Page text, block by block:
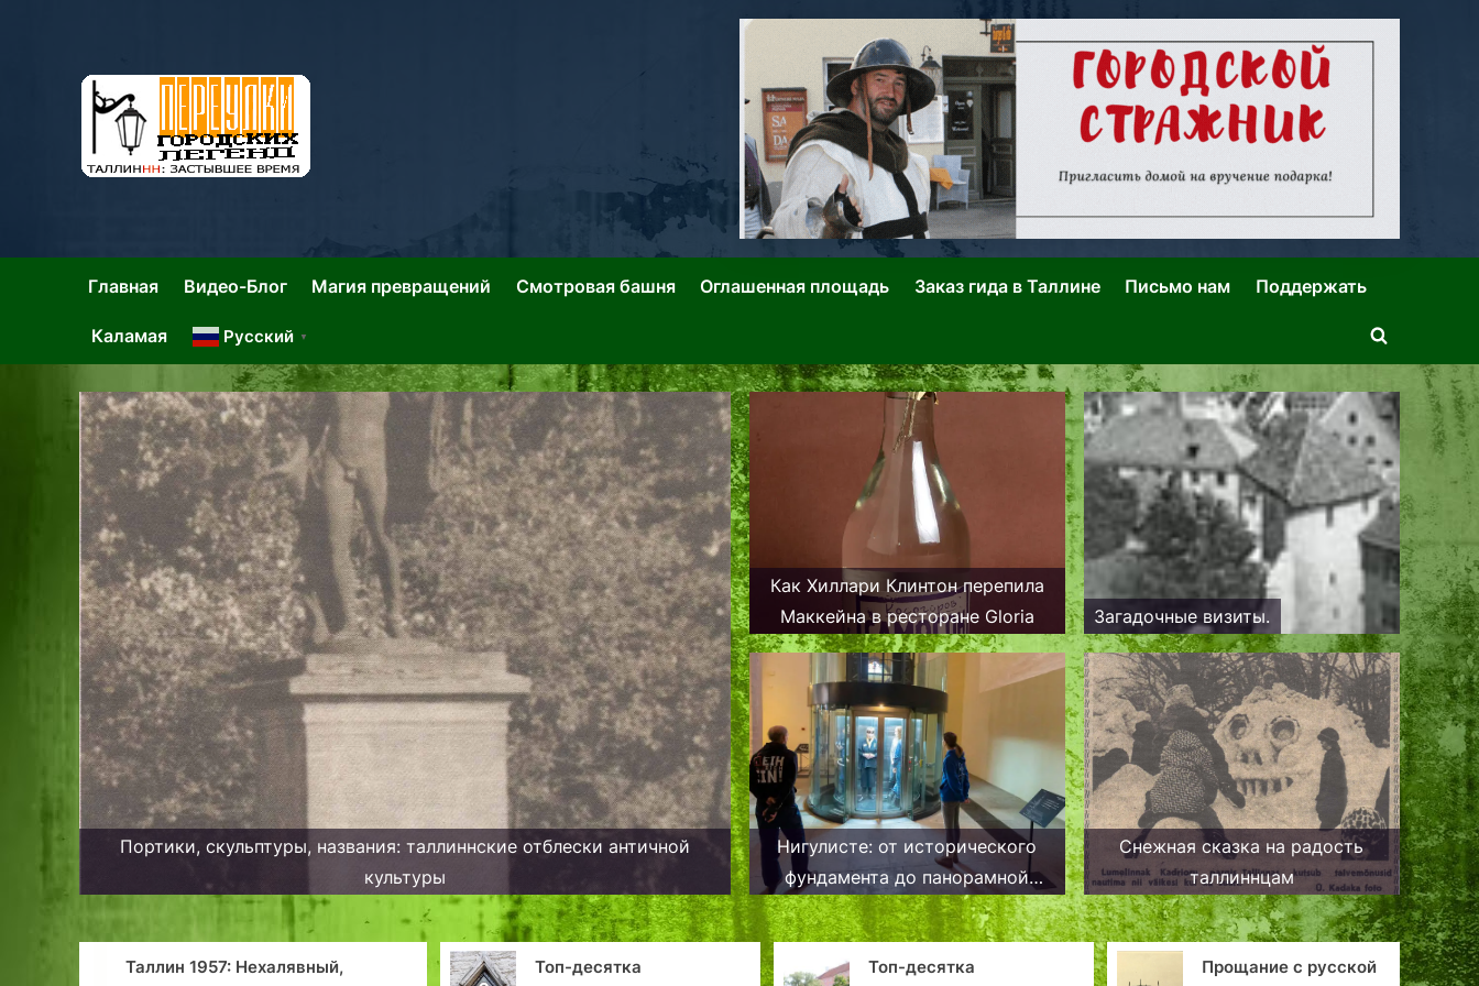
Таллин: Переулки Городских Легенд
Главная Видео-Блог Магия превращений Смотровая башня Оглашенная площадь Заказ гида в Таллине Письмо нам Поддержать
Каламая Русский ▼
Toggle
search
form
Портики, скульптуры, названия: таллиннские отблески античной
культуры
Как Хиллари Клинтон перепила
Маккейна в ресторане Gloria
Загадочные визиты.
Нигулисте: от исторического
фундамента до панорамной
площадки
Снежная сказка на радость
таллиннцам
Топ-десятка
Топ-десятка
Прощание с русской
Таллинские истории: